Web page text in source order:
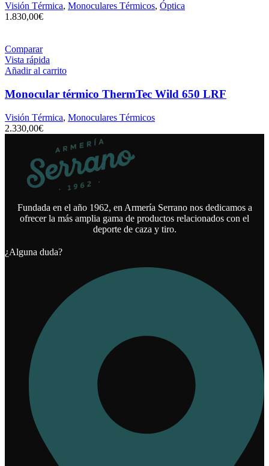
Visión Térmica, Monoculares Térmicos, Óptica
1.830,00€
Comparar
Vista rápida
Añadir al carrito
Monocular térmico ThermTec Wild 650 LRF
Visión Térmica, Monoculares Térmicos
2.330,00€
Fundada en el año 1962, en Armería Serrano nos dedicamos a
ofrecer la más amplia gama de productos relacionados con el
deporte de caza y tiro.
¿Alguna duda?